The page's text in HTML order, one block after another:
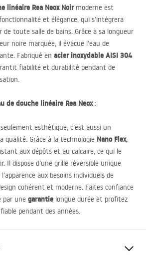
linéaire Rea Neox Noirmoderne est
et élégance, qui s’intégrera
toute salle de bains. Grâce à sa longueur
noire marquée, il évacue l’eau de
Fabriqué en acier inoxydable AISI 304
fiabilité et durabilité pendant de
de douche linéaire Rea Neox:
seulement esthétique, c’est aussi un
qualité. Grâce à la technologie Nano Flex,
aux dépôts et au calcaire, ce qui le
Il dispose d’une grille réversible unique
aux besoins individuels de
cohérent et moderne. Faites confiance
par une garantie longue durée et profitez
pendant des années.